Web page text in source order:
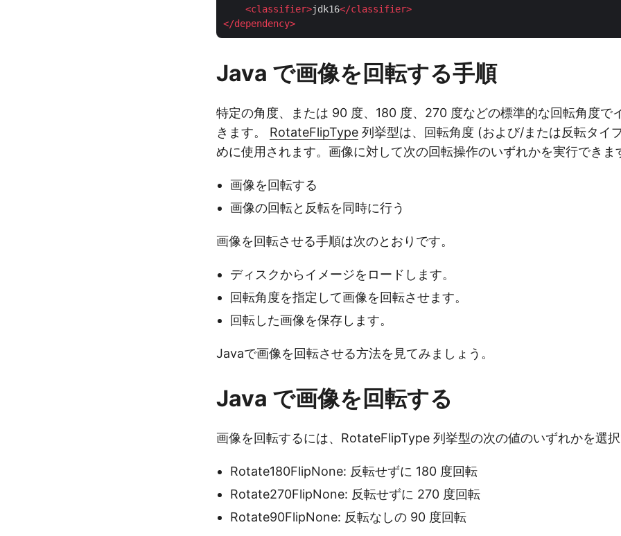
<classifier>jdk16</classifier>
</dependency>
Java で画像を回転する手順
特定の角度、または 90 度、180 度、270 度などの標準的な回転角度で
きます。 RotateFlipType 列挙型は、回転角度 (および/または反転タイ
めに使用されます。画像に対して次の回転操作のいずれかを実行できま
画像を回転する
画像の回転と反転を同時に行う
画像を回転させる手順は次のとおりです。
ディスクからイメージをロードします。
回転角度を指定して画像を回転させます。
回転した画像を保存します。
Javaで画像を回転させる方法を見てみましょう。
Java で画像を回転する
画像を回転するには、RotateFlipType 列挙型の次の値のいずれかを選
Rotate180FlipNone: 反転せずに 180 度回転
Rotate270FlipNone: 反転せずに 270 度回転
Rotate90FlipNone: 反転なしの 90 度回転